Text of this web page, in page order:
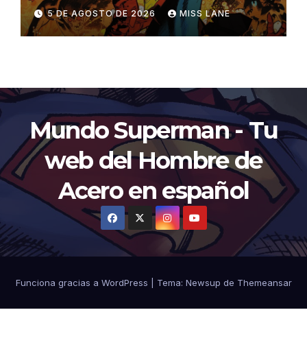
5 DE AGOSTO DE 2026 MISS LANE
Mundo Superman - Tu
web del Hombre de
Acero en español
Funciona gracias a WordPress Tema: Newsup de Themeansar